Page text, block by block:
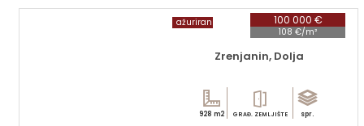
100 000 €
108 €/m²
ažuriran
Zrenjanin, Dolja
928 m2 GRAĐ. ZEMLJIŠTE spr.